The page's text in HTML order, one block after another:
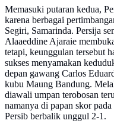
Memasuki putaran kedua,
karena berbagai
Segiri, Samarinda. Persija
Alaaeddine Ajaraie
tetapi, keunggulan tersebut
sukses menyamakan
depan gawang Carlos
kubu Maung Bandung.
diawali umpan terobosan
namanya di papan skor
Persib berbalik unggul 2-1.